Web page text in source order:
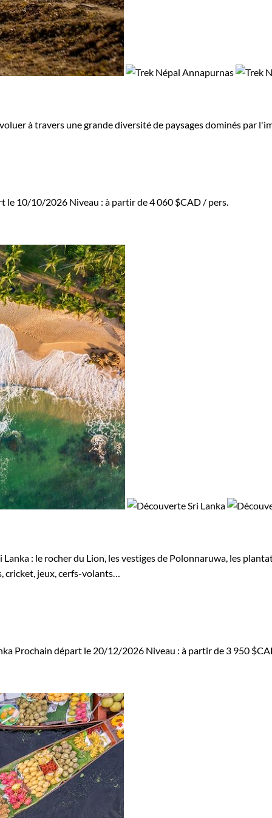
à travers une grande diversité de paysages dominés par
le 10/10/2026 Niveau : à partir de4 060 $CAD / pers.
: le rocher du Lion, les vestiges de Polonnaruwa, les
cricket, jeux, cerfs-volants…
Prochain départ le 20/12/2026 Niveau : à partir de 3 950